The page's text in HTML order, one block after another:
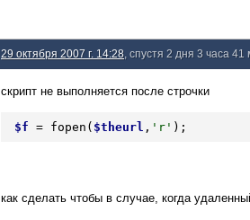
29 октября 2007 г. 14:28 , спустя 2 дня 3 часа 41
скрипт не выполняется после строчки
$f = fopen( $theurl , 'r' );
как сделать чтобы в случае, когда